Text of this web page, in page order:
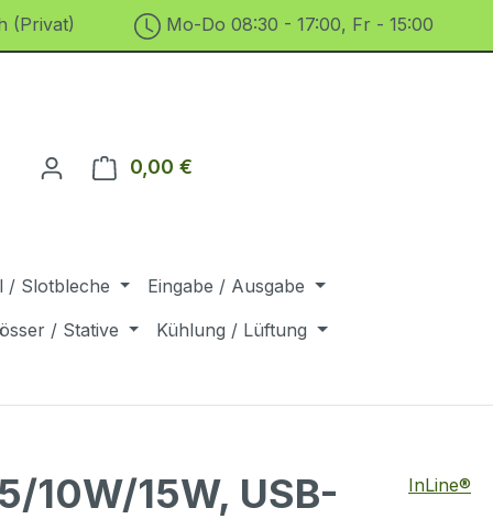
(Privat) Mo-Do 08:30 - 17:00, Fr - 15:00
0,00 €
/ Slotbleche
Eingabe / Ausgabe
/ Stative
Kühlung / Lüftung
10W/15W, USB-
InLine®